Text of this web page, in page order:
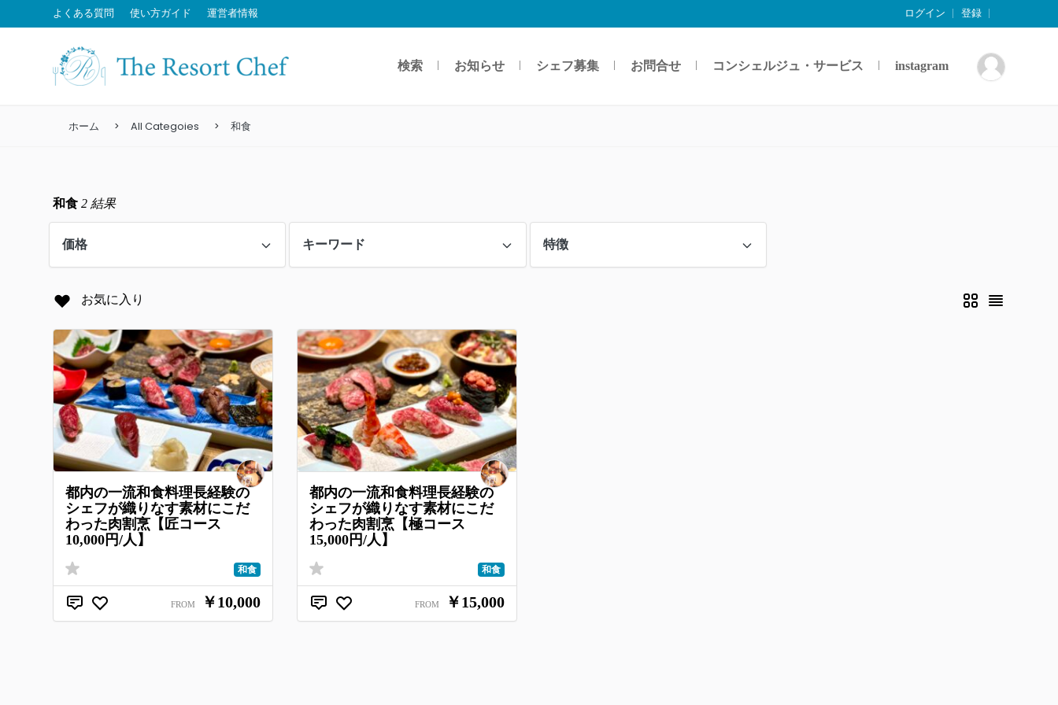
よくある質問 使い方ガイド 運営者情報 ログイン 登録
検索 お知らせ シェフ募集 お問合せ コンシェルジュ・サービス instagram
ホーム All Categoies 和食
和食 2 結果
価格 キーワード 特徴
お気に入り
都内の一流和食料理長経験の
シェフが織りなす素材にこだ
わった肉割烹【匠コース
10,000円/人】
和食
FROM ￥10,000
都内の一流和食料理長経験の
シェフが織りなす素材にこだ
わった肉割烹【極コース
15,000円/人】
和食
FROM ￥15,000